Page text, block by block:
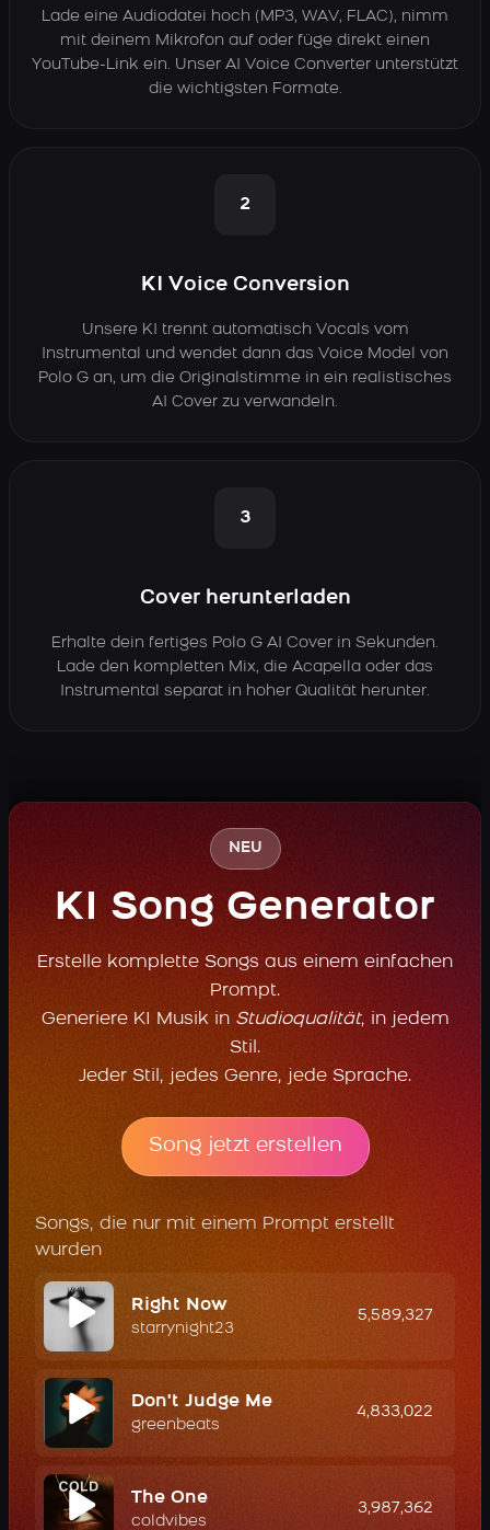
Lade eine Audiodatei hoch (MP3, WAV, FLAC), nimm
mit deinem Mikrofon auf oder füge direkt einen
YouTube-Link ein. Unser AI Voice Converter unterstützt
die wichtigsten Formate.
2
KI Voice Conversion
Unsere KI trennt automatisch Vocals vom
Instrumental und wendet dann das Voice Model von
Polo G an, um die Originalstimme in ein realistisches
AI Cover zu verwandeln.
3
Cover herunterladen
Erhalte dein fertiges Polo G AI Cover in Sekunden.
Lade den kompletten Mix, die Acapella oder das
Instrumental separat in hoher Qualität herunter.
NEU
KI Song Generator
Erstelle komplette Songs aus einem einfachen
Prompt.
Generiere KI Musik in Studioqualität, in jedem
Stil.
Jeder Stil, jedes Genre, jede Sprache.
Song jetzt erstellen
Songs, die nur mit einem Prompt erstellt
wurden
Right Now
starrynight23
5,589,327
Don't Judge Me
greenbeats
4,833,022
The One
coldvibes
3,987,362